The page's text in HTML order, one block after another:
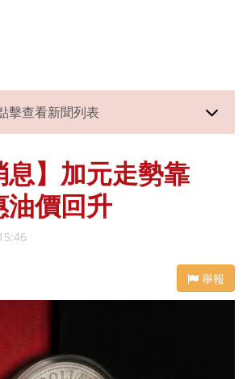
擊查看新聞列表
息】加元走勢靠
價回升
舉報